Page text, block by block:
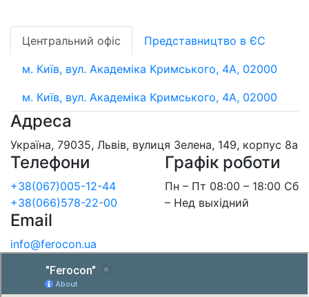
Центральний офіс Представництво в ЄС
м. Київ, вул. Академіка Кримського, 4А, 02000
м. Київ, вул. Академіка Кримського, 4А, 02000
Адреса
Україна, 79035, Львів, вулиця Зелена, 149, корпус 8а
Телефони
+38(067)005-12-44
+38(066)578-22-00
Графік роботи
Пн – Пт 08:00 – 18:00 Сб
– Нед выхідний
Email
info@ferocon.ua